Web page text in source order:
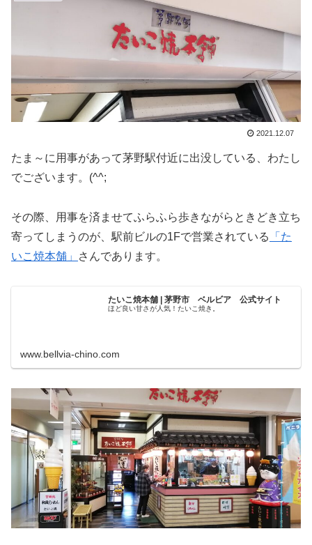
2021.12.07
たま～に用事があって茅野駅付近に出没している、わたし
でございます。(^^;
その際、用事を済ませてふらふら歩きながらときどき立ち
寄ってしまうのが、駅前ビルの1Fで営業されている
「た
いこ焼本舗」
さんであります。
たいこ焼本舗 | 茅野市 ベルビア 公式サイト
ほど良い甘さが人気！たいこ焼き。
www.bellvia-chino.com